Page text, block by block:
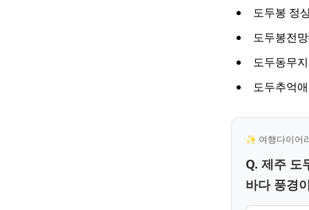
도두봉 정
도두봉전
도두동무
도두추억
✨ 여행다이어
Q. 제주 도
바다 풍경